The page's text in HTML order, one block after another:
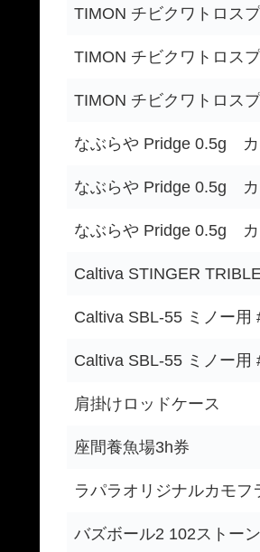
TIMON チビクワトロス
TIMON チビクワトロス
TIMON チビクワトロス
なぶらや Pridge 0.5g
なぶらや Pridge 0.5g
なぶらや Pridge 0.5g
Caltiva STINGER
Caltiva SBL-55 ミノー用
Caltiva SBL-55 ミノー用
肩掛けロッドケース
座間養魚場3h券
ラパラオリジナルカモフ
バズボール2 102ストー